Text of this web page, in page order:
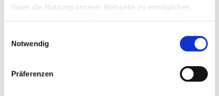
Ihnen die Nutzung unserer Webseite zu ermöglichen,
Erstellung von Statistiken über die Nutzung unserer
Webseite für uns, aber auch für die Partner zur eigenen
Nutzung. Details hierzu, insbesondere auch zu den
verarbeiteten Kategorien personenbezogener Daten und
Notwendig
Präferenzen
Juni
Februar
2023